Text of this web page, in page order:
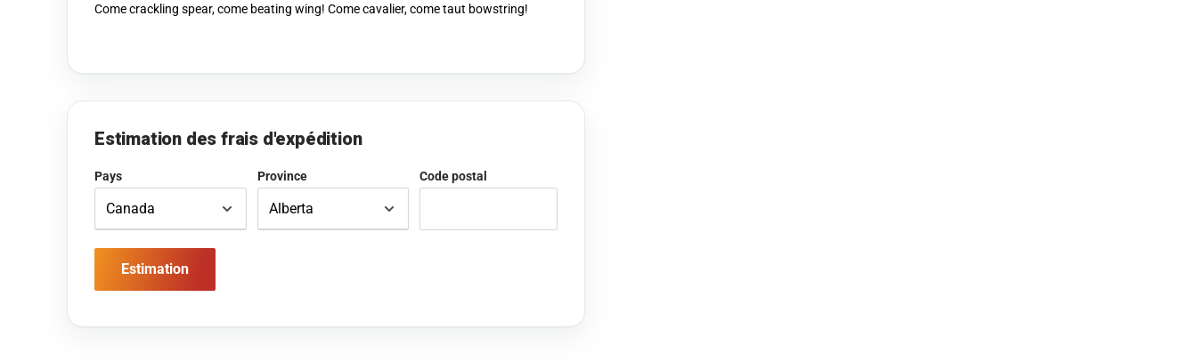
Come crackling spear, come beating wing! Come cavalier, come taut bowstring!
Estimation des frais d'expédition
Pays Province Code postal
Estimation